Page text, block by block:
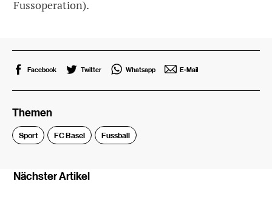
Fussoperation).
Facebook Twitter Whatsapp E-Mail
Themen
Sport FC Basel Fussball
Nächster Artikel